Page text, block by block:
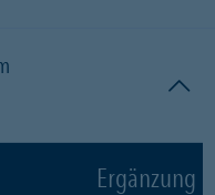
Ergänzung